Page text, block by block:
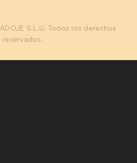
S.L.U. Todos los derechos
reservados.